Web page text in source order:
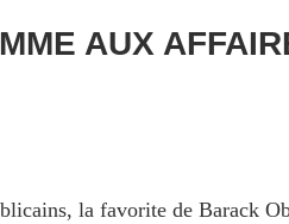
AUX
la favorite de Barack